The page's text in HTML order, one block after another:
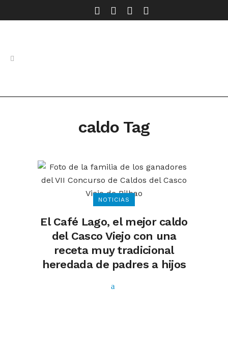
caldo Tag
NOTICIAS
El Café Lago, el mejor caldo
del Casco Viejo con una
receta muy tradicional
heredada de padres a hijos